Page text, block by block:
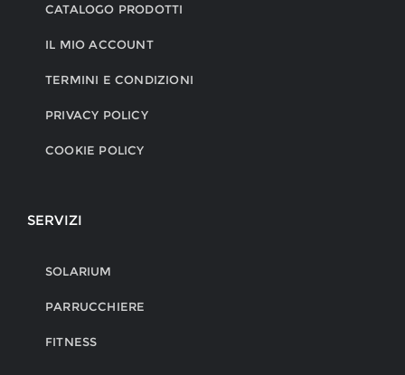
CATALOGO PRODOTTI
IL MIO ACCOUNT
TERMINI E CONDIZIONI
PRIVACY POLICY
COOKIE POLICY
SERVIZI
SOLARIUM
PARRUCCHIERE
FITNESS